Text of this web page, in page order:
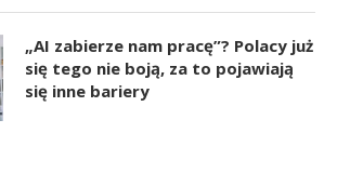
„AI zabierze nam pracę”? Polacy już
się tego nie boją, za to pojawiają
się inne bariery